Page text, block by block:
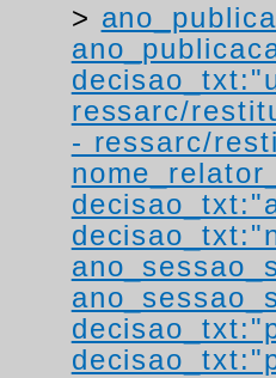
>
ressarc/
- ressarc/